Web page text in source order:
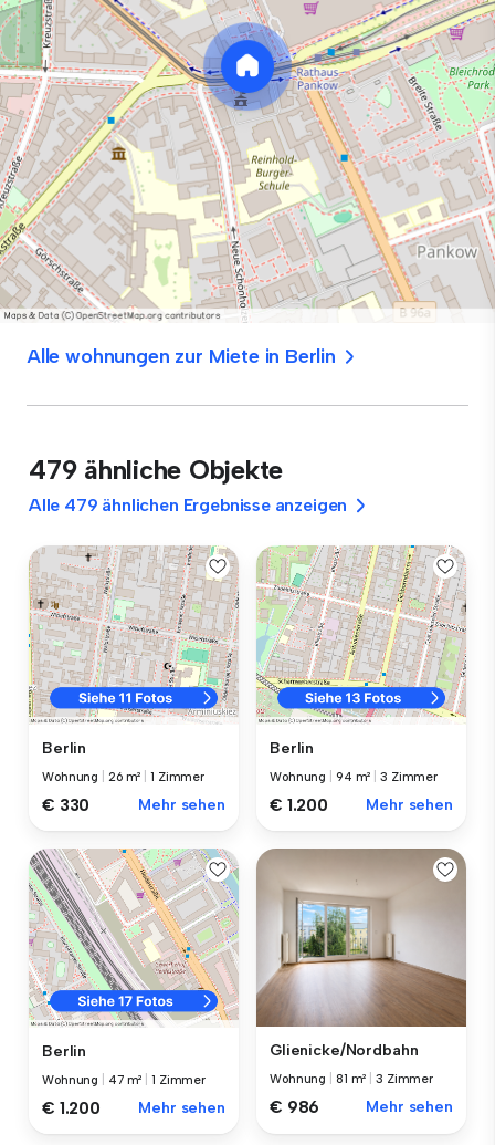
Alle wohnungen zur Miete in Berlin
479 ähnliche Objekte
Alle 479 ähnlichen Ergebnisse anzeigen
Berlin
Wohnung 26 m² |1 Zimmer
€ 330 Mehr sehen
Berlin
Wohnung 94 m² |3 Zimmer
€ 1.200 Mehr sehen
Berlin
Wohnung 47 m² |1 Zimmer
€ 1.200 Mehr sehen
Glienicke/Nordbahn
Wohnung 81 m² |3 Zimmer
€ 986 Mehr sehen